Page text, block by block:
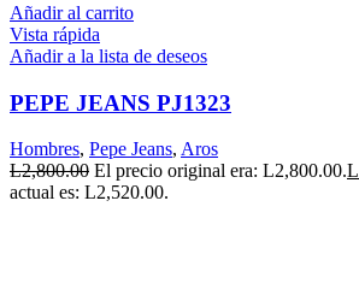
Añadir al carrito
Vista rápida
Añadir a la lista de deseos
PEPE JEANS PJ1323
Hombres, Pepe Jeans, Aros
L2,800.00 El precio original era: L2,800.00.L
actual es: L2,520.00.